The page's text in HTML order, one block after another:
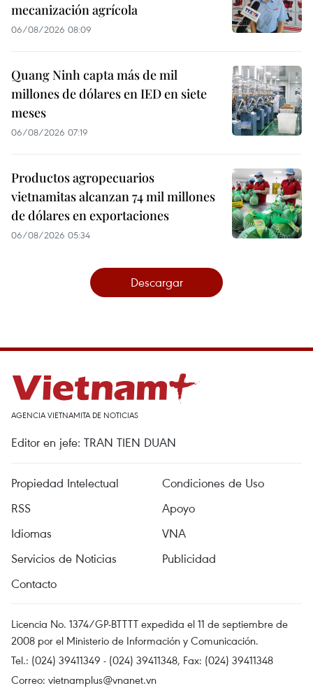
mecanización agrícola
06/08/2026 08:09
Quang Ninh capta más de mil
millones de dólares en IED en siete
meses
06/08/2026 07:19
Productos agropecuarios
vietnamitas alcanzan 74 mil millones
de dólares en exportaciones
06/08/2026 05:34
Descargar
AGENCIA VIETNAMITA DE NOTICIAS
Editor en jefe: TRAN TIEN DUAN
Propiedad Intelectual
Condiciones de Uso
RSS
Apoyo
Idiomas
VNA
Servicios de Noticias
Publicidad
Contacto
Licencia No. 1374/GP-BTTTT expedida el 11 de septiembre de
2008 por el Ministerio de Información y Comunicación.
Tel.: (024) 39411349 - (024) 39411348, Fax: (024) 39411348
Correo: vietnamplus@vnanet.vn